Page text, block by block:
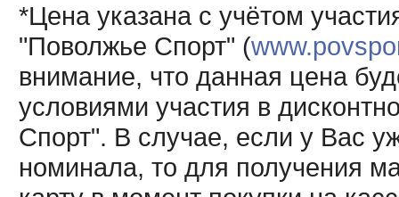
*Цена указана с учётом
"Поволжье Спорт" (
внимание, что данная цена
условиями участия в
Спорт". В случае, если у Вас
номинала, то для получения